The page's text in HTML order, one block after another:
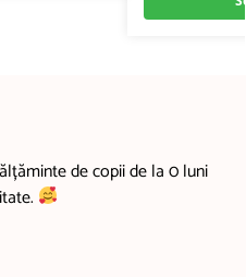
de copii de la 0 luni